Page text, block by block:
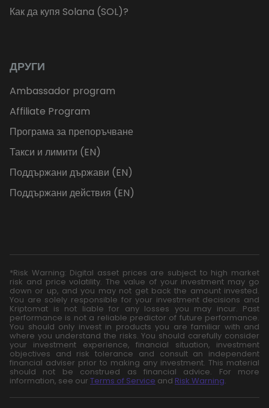
Как да купя Solana (SOL)?
ДРУГИ
Ambassador program
Affiliate Program
Програма за препоръчване
Такси и лимити (EN)
Поддържани държави (EN)
Поддържани действия (EN)
*Risk Warning: Digital asset prices are subject to high market
risk and price volatility. The value of your investment may go
down or up, and you may not get back the amount invested.
You are solely responsible for your investment decisions and
Kriptomat is not liable for any losses you may incur. Past
performance is not a reliable predictor of future performance.
You should only invest in products you are familiar with and
where you understand the risks. You should carefully consider
your investment experience, financial situation, investment
objectives and risk tolerance and consult an independent
financial adviser prior to making any investment. This material
should not be construed as financial advice. For more
information, see our Terms of Service and Risk Warning.